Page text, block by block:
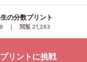
の分数プリント
｜ 閲覧 21,283
リントに挑戦